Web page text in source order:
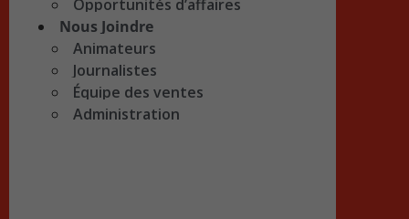
Opportunités d’affaires
Nous Joindre
Animateurs
Journalistes
Équipe des ventes
Administration